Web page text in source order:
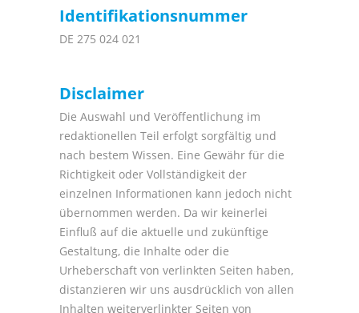
Identifikationsnummer
DE 275 024 021
Disclaimer
Die Auswahl und Veröffentlichung im
redaktionellen Teil erfolgt sorgfältig und
nach bestem Wissen. Eine Gewähr für die
Richtigkeit oder Vollständigkeit der
einzelnen Informationen kann jedoch nicht
übernommen werden. Da wir keinerlei
Einfluß auf die aktuelle und zukünftige
Gestaltung, die Inhalte oder die
Urheberschaft von verlinkten Seiten haben,
distanzieren wir uns ausdrücklich von allen
Inhalten weiterverlinkter Seiten von